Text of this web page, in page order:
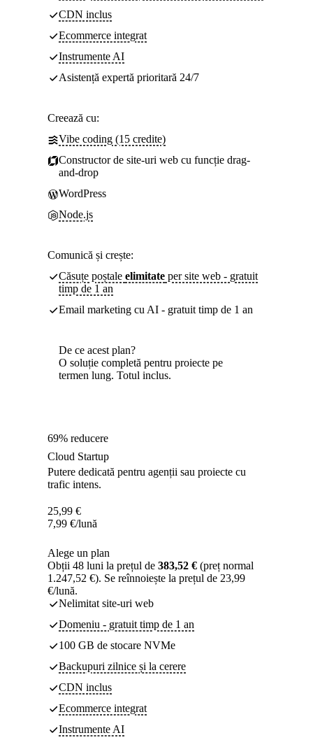
CDN inclus
Ecommerce integrat
Instrumente AI
Asistență expertă prioritară 24/7
Creează cu:
Vibe coding (15 credite)
Constructor de site-uri web cu funcție drag-
and-drop
WordPress
Node.js
Comunică și crește:
Căsuțe poștale elimitate per site web - gratuit
timp de 1 an
Email marketing cu AI - gratuit timp de 1 an
De ce acest plan?
O soluție completă pentru proiecte pe
termen lung. Totul inclus.
69% reducere
Cloud Startup
Putere dedicată pentru agenții sau proiecte cu
trafic intens.
25,99 €
7,99 €/lună
Alege un plan
Obții 48 luni la prețul de 383,52 € (preț normal
1.247,52 €). Se reînnoiește la prețul de 23,99
€/lună.
Nelimitat site-uri web
Domeniu - gratuit timp de 1 an
100 GB de stocare NVMe
Backupuri zilnice și la cerere
CDN inclus
Ecommerce integrat
Instrumente AI